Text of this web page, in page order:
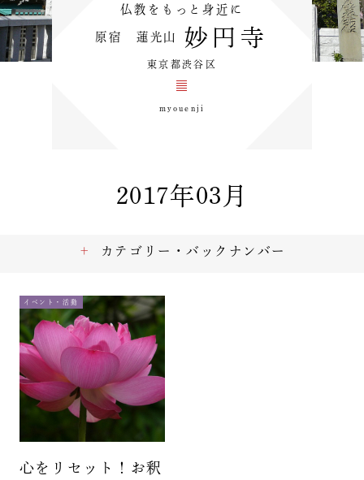
仏教をもっと身近に
原宿 蓮光山 妙円寺
東京都渋谷区
myouenji
2017年03月
イベント・活動
心をリセット！お釈
カテゴリー・バックナンバー